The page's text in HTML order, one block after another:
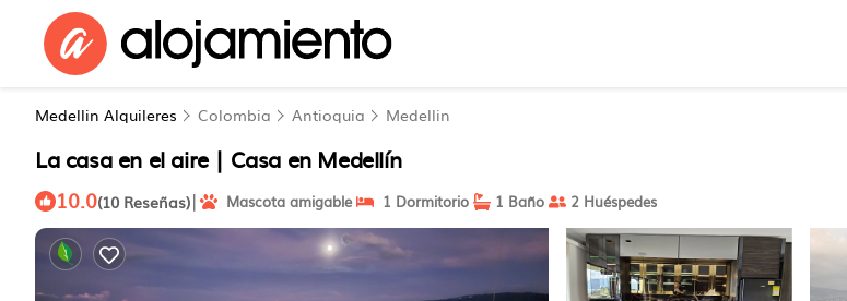
Medellin Alquileres Colombia Antioquia Medellin
La casa en el aire | Casa en Medellín
10.0(10 Reseñas)| Mascota amigable 1 Dormitorio 1 Baño 2 Huéspedes